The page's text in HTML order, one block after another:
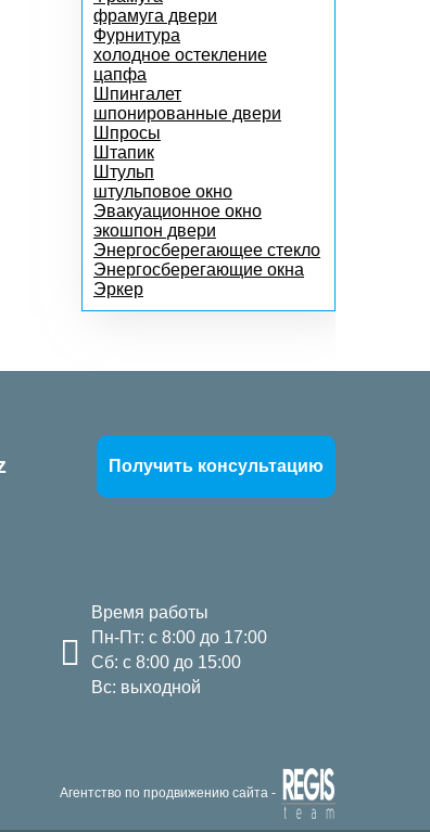
фрамуга двери
Фурнитура
холодное остекление
цапфа
Шпингалет
шпонированные двери
Шпросы
Штапик
Штульп
штульповое окно
Эвакуационное окно
экошпон двери
Энергосберегающее стекло
Энергосберегающие окна
Эркер
Получить консультацию
Время работы
Пн-Пт: с 8:00 до 17:00
Сб: с 8:00 до 15:00
Вс: выходной
Агентство по продвижению сайта -